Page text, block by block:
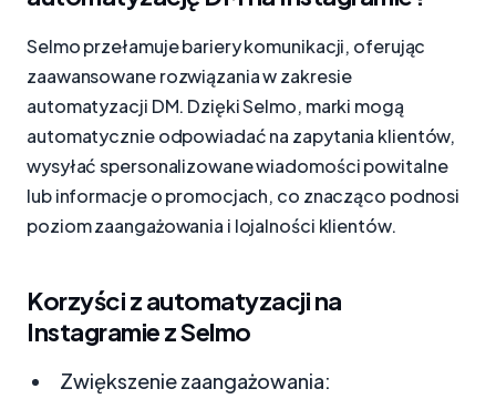
Selmo przełamuje bariery komunikacji, oferując
zaawansowane rozwiązania w zakresie
automatyzacji DM. Dzięki Selmo, marki mogą
automatycznie odpowiadać na zapytania klientów,
wysyłać spersonalizowane wiadomości powitalne
lub informacje o promocjach, co znacząco podnosi
poziom zaangażowania i lojalności klientów.
Korzyści z automatyzacji na
Instagramie z Selmo
Zwiększenie zaangażowania: